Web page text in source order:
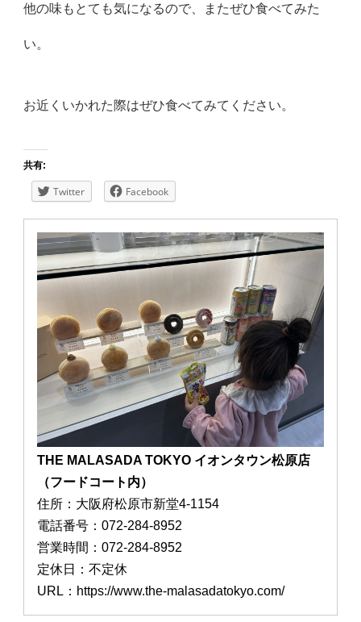
他の味もとても気になるので、またぜひ食べてみた
い。
お近くいかれた際はぜひ食べてみてください。
共有:
Twitter Facebook
THE MALASADA TOKYO イオンタウン松原店
（フードコート内）
住所：大阪府松原市新堂4-1154
電話番号：072-284-8952
営業時間：072-284-8952
定休日：不定休
URL：https://www.the-malasadatokyo.com/